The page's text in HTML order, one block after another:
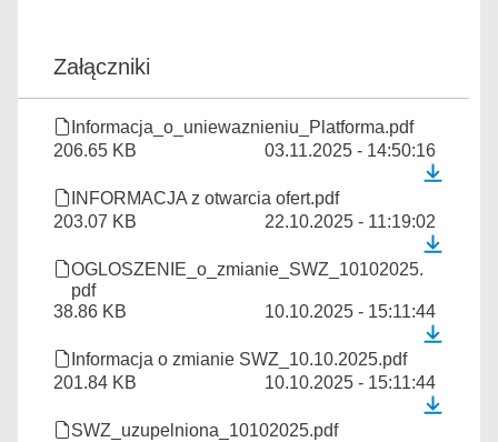
Załączniki
Informacja_o_uniewaznieniu_Platforma.pdf
206.65 KB
03.11.2025 - 14:50:16
INFORMACJA z otwarcia ofert.pdf
203.07 KB
22.10.2025 - 11:19:02
OGLOSZENIE_o_zmianie_SWZ_10102025.
pdf
38.86 KB
10.10.2025 - 15:11:44
Informacja o zmianie SWZ_10.10.2025.pdf
201.84 KB
10.10.2025 - 15:11:44
SWZ_uzupelniona_10102025.pdf